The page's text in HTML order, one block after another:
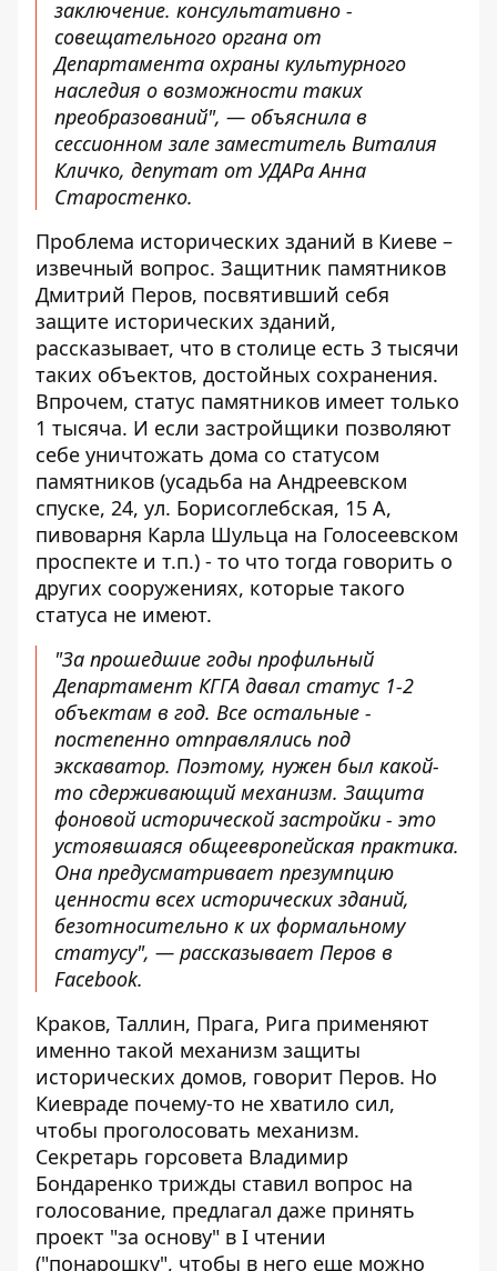
заключение. консультативно -
совещательного органа от
Департамента охраны культурного
наследия о возможности таких
преобразований", — объяснила в
сессионном зале заместитель Виталия
Кличко, депутат от УДАРа Анна
Старостенко.
Проблема исторических зданий в Киеве –
извечный вопрос. Защитник памятников
Дмитрий Перов, посвятивший себя
защите исторических зданий,
рассказывает, что в столице есть 3 тысячи
таких объектов, достойных сохранения.
Впрочем, статус памятников имеет только
1 тысяча. И если застройщики позволяют
себе уничтожать дома со статусом
памятников (усадьба на Андреевском
спуске, 24, ул. Борисоглебская, 15 А,
пивоварня Карла Шульца на Голосеевском
проспекте и т.п.) - то что тогда говорить о
других сооружениях, которые такого
статуса не имеют.
"За прошедшие годы профильный
Департамент КГГА давал статус 1-2
объектам в год. Все остальные -
постепенно отправлялись под
экскаватор. Поэтому, нужен был какой-
то сдерживающий механизм. Защита
фоновой исторической застройки - это
устоявшаяся общеевропейская практика.
Она предусматривает презумпцию
ценности всех исторических зданий,
безотносительно к их формальному
статусу", — рассказывает Перов в
Facebook.
Краков, Таллин, Прага, Рига применяют
именно такой механизм защиты
исторических домов, говорит Перов. Но
Киевраде почему-то не хватило сил,
чтобы проголосовать механизм.
Секретарь горсовета Владимир
Бондаренко трижды ставил вопрос на
голосование, предлагал даже принять
проект "за основу" в I чтении
("понарошку", чтобы в него еще можно